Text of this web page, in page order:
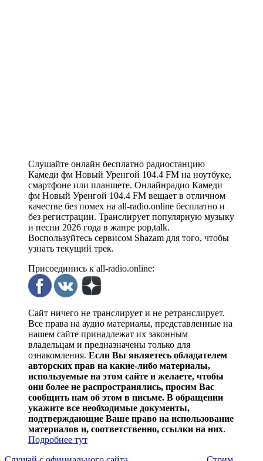
Слушайте онлайн бесплатно радиостанцию
Камеди фм Новый Уренгой 104.4 FM на ноутбуке,
смартфоне или планшете. Онлайнрадио Камеди
фм Новый Уренгой 104.4 FM вещает в отличном
качестве без помех на all-radio.online бесплатно и
без регистрации. Транслирует популярную музыку
и песни 2026 года в жанре pop,talk.
Воспользуйтесь сервисом Shazam для того, чтобы
узнать текущий трек.
Присоединись к all-radio.online:
Сайт ничего не транслирует и не ретранслирует.
Все права на аудио материалы, представленные на
нашем сайте принадлежат их законным
владельцам и предназначены только для
ознакомления. Если Вы являетесь обладателем
авторских прав на какие-либо материалы,
используемые на этом сайте и желаете, чтобы
они более не распространялись, просим Вас
сообщить нам об этом в письме. В обращении
укажите все необходимые документы,
подтверждающие Ваше право на использование
материалов и, соответственно, ссылки на них.
Подробнее тут